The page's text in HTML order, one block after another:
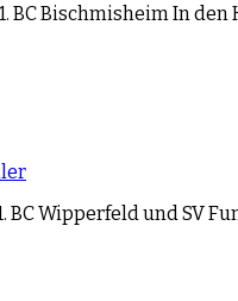
BC Bischmisheim In
BC Wipperfeld und SV